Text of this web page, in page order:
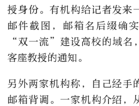
授身份。有机构给记者发来
邮件截图，邮箱名后缀确
“双一流”建设高校的域名
客座教授的通知。
另外两家机构称，自己经手
邮箱背调。一家机构介绍，